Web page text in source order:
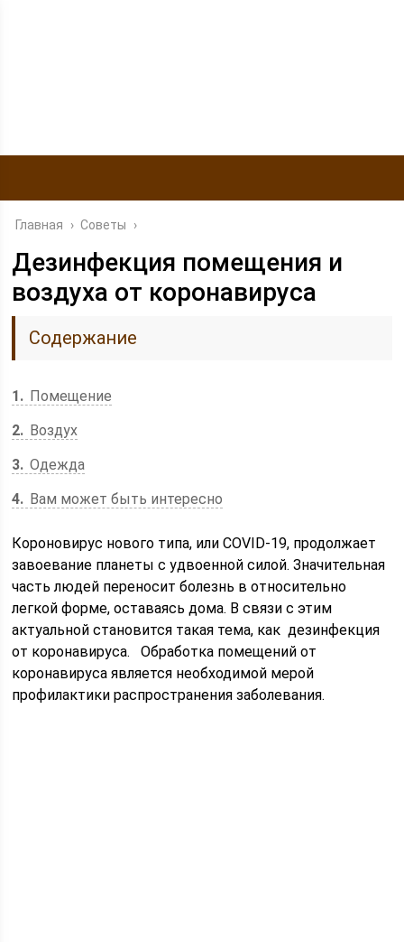
Главная › Советы ›
Дезинфекция помещения и
воздуха от коронавируса
Содержание
1
Помещение
2
Воздух
3 Одежда
4
Вам может быть интересно
Короновирус нового типа, или COVID-19, продолжает
завоевание планеты с удвоенной силой. Значительная
часть людей переносит болезнь в относительно
легкой форме, оставаясь дома. В связи с этим
актуальной становится такая тема, как дезинфекция
от коронавируса. Обработка помещений от
коронавируса является необходимой мерой
профилактики распространения заболевания.